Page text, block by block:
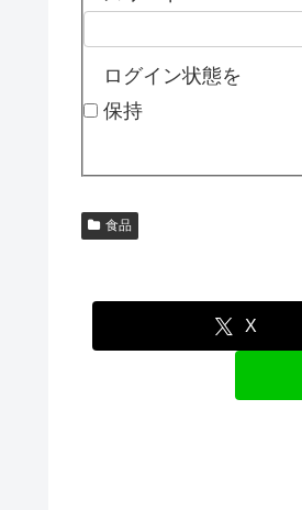
ログイン状態を
保持
食品
X